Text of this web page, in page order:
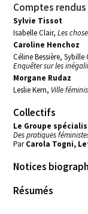
Comptes rendus
Sylvie Tissot
Isabelle Clair,Les
Caroline Henchoz
Céline Bessière,
Enquêter sur les
Morgane Rudaz
Leslie Kern, Ville
Collectifs
Le Groupe
Des pratiques
ParCarola Togni,
Notices
Résumés